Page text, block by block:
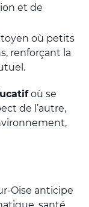
et de
où petits
renforçant la
où se
de l’autre,
Oise anticipe